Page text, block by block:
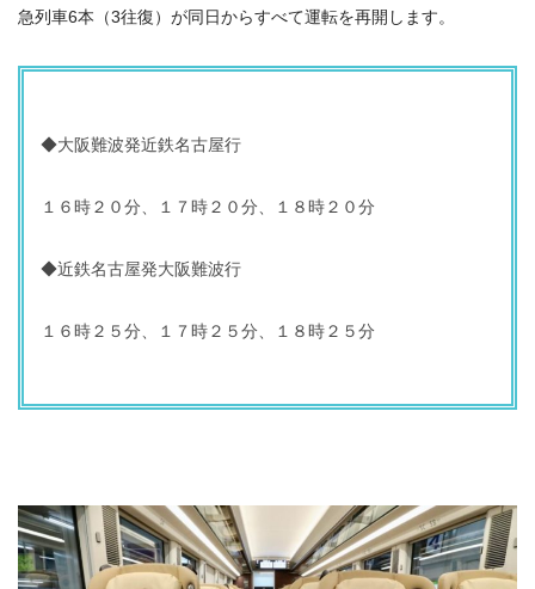
急列車6本（3往復）が同日からすべて運転を再開します。
◆大阪難波発近鉄名古屋行
１６時２０分、１７時２０分、１８時２０分
◆近鉄名古屋発大阪難波行
１６時２５分、１７時２５分、１８時２５分